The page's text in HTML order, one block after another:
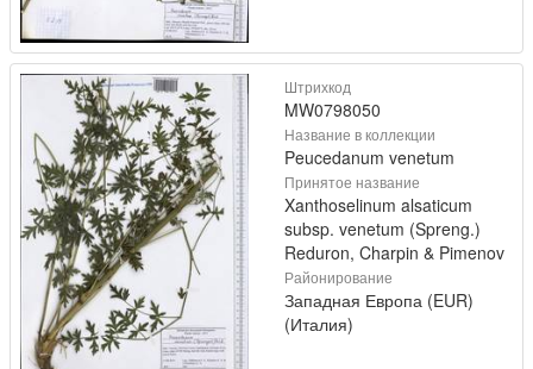
Штрихкод
MW0798050
Название в коллекции
Peucedanum venetum
Принятое название
Xanthoselinum alsaticum
subsp. venetum (Spreng.)
Reduron, Charpin & Pimenov
Районирование
Западная Европа (EUR)
(Италия)